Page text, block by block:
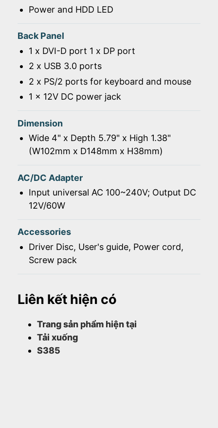
Power and HDD LED
Back Panel
1 x DVI-D port 1 x DP port
2 x USB 3.0 ports
2 x PS/2 ports for keyboard and mouse
1 x 12V DC power jack
Dimension
Wide 4" x Depth 5.79" x High 1.38"
(W102mm x D148mm x H38mm)
AC/DC Adapter
Input universal AC 100~240V; Output DC
12V/60W
Accessories
Driver Disc, User's guide, Power cord,
Screw pack
Liên kết hiện có
Trang sản phẩm hiện tại
Tải xuống
S385